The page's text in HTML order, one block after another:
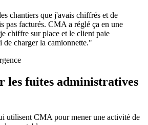
chantiers que j'avais chiffrés et de
pas facturés. CMA a réglé ça en une
chiffre sur place et le client paie
de charger la camionnette."
les fuites administratives
utilisent CMA pour mener une activité de